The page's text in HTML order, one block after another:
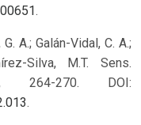
.
A.; Galán-Vidal, C. A.;
Silva, M.T. Sens.
264-270. DOI:
.